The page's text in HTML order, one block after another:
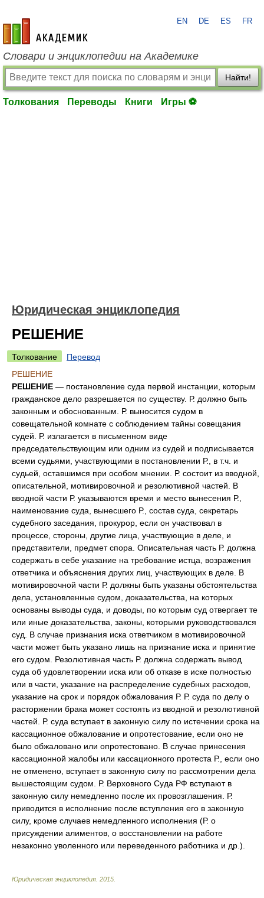
academic.ru
EN DE ES FR
Словари и энциклопедии на Академике
Найти!
Толкования Переводы Книги Игры ⚽
Юридическая энциклопедия
РЕШЕНИЕ
Толкование
Перевод
РЕШЕНИЕ
РЕШЕНИЕ — постановление суда первой инстанции, которым
гражданское дело разрешается по существу. Р. должно быть
законным и обоснованным. Р. выносится судом в
совещательной комнате с соблюдением тайны совещания
судей. Р. излагается в письменном виде
председательствующим или одним из судей и подписывается
всеми судьями, участвующими в постановлении Р., в т.ч. и
судьей, оставшимся при особом мнении. Р. состоит из вводной,
описательной, мотивировочной и резолютивной частей. В
вводной части Р. указываются время и место вынесения Р.,
наименование суда, вынесшего Р., состав суда, секретарь
судебного заседания, прокурор, если он участвовал в
процессе, стороны, другие лица, участвующие в деле, и
представители, предмет спора. Описательная часть Р. должна
содержать в себе указание на требование истца, возражения
ответчика и объяснения других лиц, участвующих в деле. В
мотивировочной части Р. должны быть указаны обстоятельства
дела, установленные судом, доказательства, на которых
основаны выводы суда, и доводы, по которым суд отвергает те
или иные доказательства, законы, которыми руководствовался
суд. В случае признания иска ответчиком в мотивировочной
части может быть указано лишь на признание иска и принятие
его судом. Резолютивная часть Р. должна содержать вывод
суда об удовлетворении иска или об отказе в иске полностью
или в части, указание на распределение судебных расходов,
указание на срок и порядок обжалования Р. Р. суда по делу о
расторжении брака может состоять из вводной и резолютивной
частей. Р. суда вступает в законную силу по истечении срока на
кассационное обжалование и опротестование, если оно не
было обжаловано или опротестовано. В случае принесения
кассационной жалобы или кассационного протеста Р., если оно
не отменено, вступает в законную силу по рассмотрении дела
вышестоящим судом. Р. Верховного Суда РФ вступают в
законную силу немедленно после их провозглашения. Р.
приводится в исполнение после вступления его в законную
силу, кроме случаев немедленного исполнения (Р. о
присуждении алиментов, о восстановлении на работе
незаконно уволенного или переведенного работника и др.).
Юридическая энциклопедия 2015